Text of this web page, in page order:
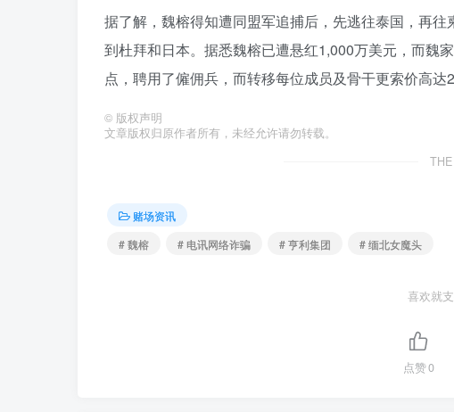
据了解，魏榕得知遭同盟军追捕后，先逃往泰国，再
到杜拜和日本。据悉魏榕已遭悬红1,000万美元，而魏
点，聘用了僱佣兵，而转移每位成员及骨干更索价高达
© 版权声明
文章版权归原作者所有，未经允许请勿转载。
赌场资讯
# 魏榕
# 电讯网络诈骗 # 亨利集团 # 缅北女魔头
喜欢就
点赞0